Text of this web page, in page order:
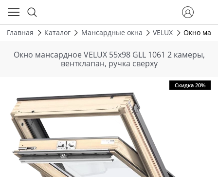
Главная Каталог Мансардные окна VELUX Окно
Окно мансардное VELUX 55х98 GLL 1061 2 камеры,
вентклапан, ручка сверху
Скидка 20%